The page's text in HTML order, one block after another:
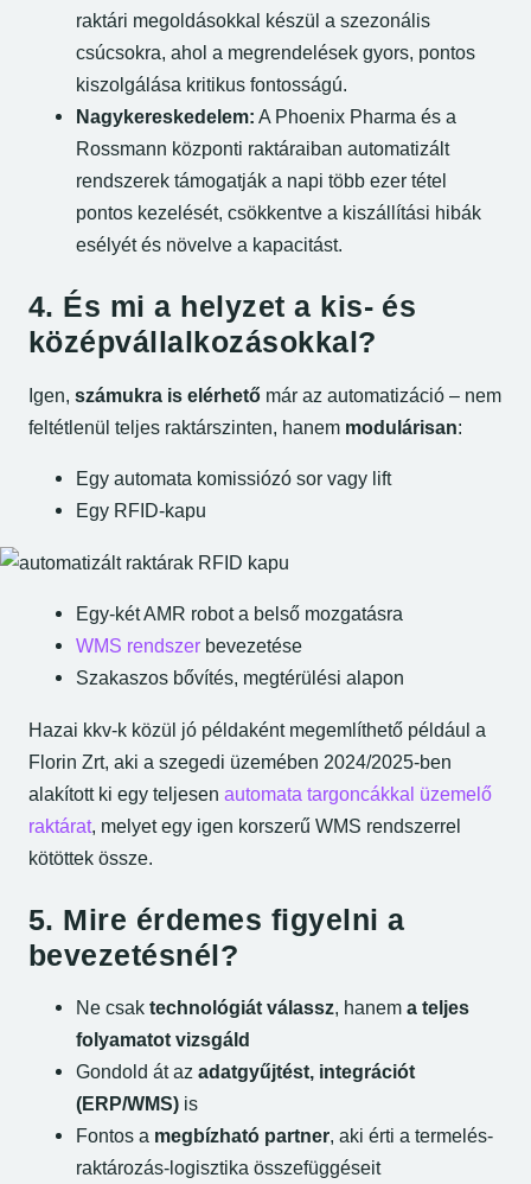
raktári megoldásokkal készül a szezonális
csúcsokra, ahol a megrendelések gyors, pontos
kiszolgálása kritikus fontosságú.
Nagykereskedelem: A Phoenix Pharma és a
Rossmann központi raktáraiban automatizált
rendszerek támogatják a napi több ezer tétel
pontos kezelését, csökkentve a kiszállítási hibák
esélyét és növelve a kapacitást.
4. És mi a helyzet a kis- és
középvállalkozásokkal?
Igen, számukra is elérhető már az automatizáció – nem
feltétlenül teljes raktárszinten, hanem modulárisan:
Egy automata komissiózó sor vagy lift
Egy RFID-kapu
Egy-két AMR robot a belső mozgatásra
WMS rendszer bevezetése
Szakaszos bővítés, megtérülési alapon
Hazai kkv-k közül jó példaként megemlíthető például a
Florin Zrt, aki a szegedi üzemében 2024/2025-ben
alakított ki egy teljesen automata targoncákkal üzemelő
raktárat, melyet egy igen korszerű WMS rendszerrel
kötöttek össze.
5. Mire érdemes figyelni a
bevezetésnél?
Ne csak technológiát válassz, hanem a teljes
folyamatot vizsgáld
Gondold át az adatgyűjtést, integrációt
(ERP/WMS) is
Fontos a megbízható partner, aki érti a termelés-
raktározás-logisztika összefüggéseit